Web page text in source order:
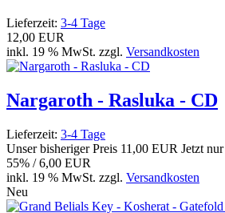
Lieferzeit: 3-4 Tage
12,00 EUR
inkl. 19 % MwSt. zzgl. Versandkosten
Nargaroth - Rasluka - CD
Lieferzeit: 3-4 Tage
Unser bisheriger Preis 11,00 EUR Jetzt nur
55% / 6,00 EUR
inkl. 19 % MwSt. zzgl. Versandkosten
Neu